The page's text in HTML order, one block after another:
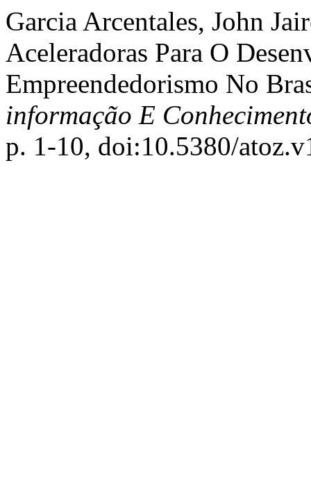
Garcia Arcentales, John
Aceleradoras Para O
Empreendedorismo No
informação E
p. 1-10, doi:10.5380/